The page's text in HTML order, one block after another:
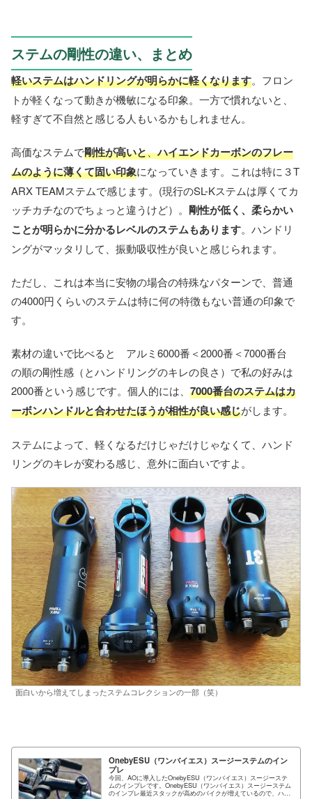
ステムの剛性の違い、まとめ
軽いステムはハンドリングが明らかに軽くなります。フロン
トが軽くなって動きが機敏になる印象。一方で慣れないと、
軽すぎて不自然と感じる人もいるかもしれません。
高価なステムで剛性が高いと、ハイエンドカーボンのフレー
ムのように薄くて固い印象になっていきます。これは特に３T
ARX TEAMステムで感じます。(現行のSL-Kステムは厚くてカ
ッチカチなのでちょっと違うけど）。 剛性が低く、柔らかい
ことが明らかに分かるレベルのステムもあります。ハンドリ
ングがマッタリして、振動吸収性が良いと感じられます。
ただし、これは本当に安物の場合の特殊なパターンで、普通
の4000円くらいのステムは特に何の特徴もない普通の印象で
す。
素材の違いで比べると アルミ6000番＜2000番＜7000番台
の順の剛性感（とハンドリングのキレの良さ）で私の好みは
2000番という感じです。個人的には、 7000番台のステムはカ
ーボンハンドルと合わせたほうが相性が良い感じがします。
ステムによって、軽くなるだけじゃだけじゃなくて、ハンド
リングのキレが変わる感じ、意外に面白いですよ。
面白いから増えてしまったステムコレクションの一部（笑）
OnebyESU（ワンバイエス）スージーステムのイン
プレ
今回、AOに導入したOnebyESU（ワンバイエス）スージーステ
ムのインプレです。OnebyESU（ワンバイエス）スージーステム
のインプレ最近スタックが高めのバイクが増えているので、ハン